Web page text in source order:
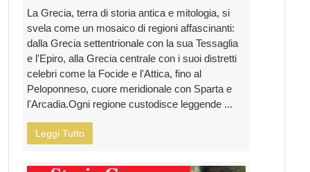
La Grecia, terra di storia antica e mitologia, si
svela come un mosaico di regioni affascinanti:
dalla Grecia settentrionale con la sua Tessaglia
e l'Epiro, alla Grecia centrale con i suoi distretti
celebri come la Focide e l'Attica, fino al
Peloponneso, cuore meridionale con Sparta e
l'Arcadia.Ogni regione custodisce leggende ...
Leggi Tutto